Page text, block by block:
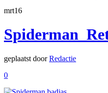
mrt16
geplaatst doorRedactie
0